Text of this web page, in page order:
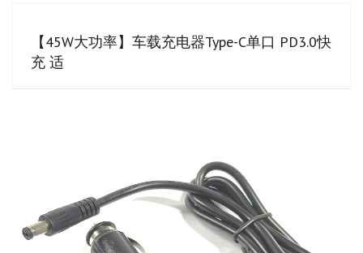
【45W大功率】车载充电器Type-C单口 PD3.0快
充 适